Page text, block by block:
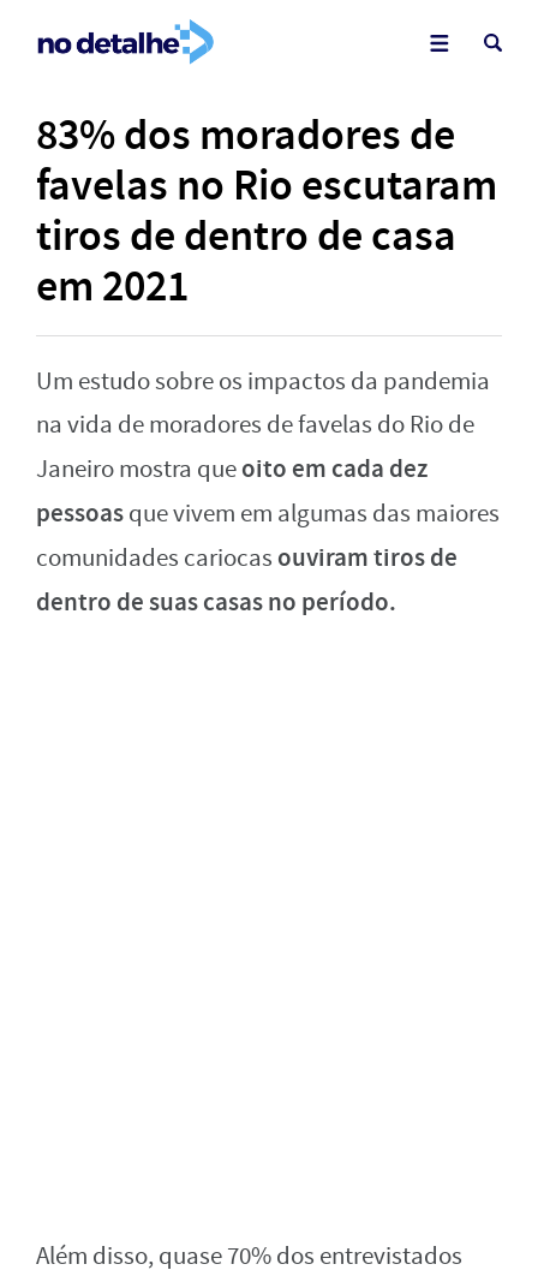
83% dos moradores de
favelas no Rio escutaram
tiros de dentro de casa
em 2021
Um estudo sobre os impactos da pandemia
na vida de moradores de favelas do Rio de
Janeiro mostra queoito em cada dez
pessoasque vivem em algumas das maiores
comunidades cariocas ouviram tiros de
dentro de suas casas no período.
Além disso, quase 70% dos entrevistados